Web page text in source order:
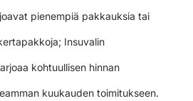
pienempiä pakkauksia tai
Insuvalin
kohtuullisen hinnan
kuukauden toimitukseen.